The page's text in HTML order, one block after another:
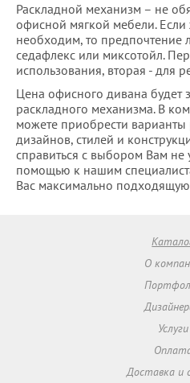
Раскладной механизм – не
офисной мягкой мебели.
необходим, то предпочтение
седафлекс или миксотойл.
использования, вторая - для
Цена офисного дивана будет
раскладного механизма. В
можете приобрести
дизайнов, стилей и
справиться с выбором Вам не
помощью к нашим
Вас максимально
О
Услуги
Доставка и